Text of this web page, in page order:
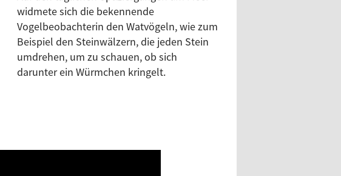
widmete sich die bekennende
Vogelbeobachterin den Watvögeln, wie zum
Beispiel den Steinwälzern, die jeden Stein
umdrehen, um zu schauen, ob sich
darunter ein Würmchen kringelt.